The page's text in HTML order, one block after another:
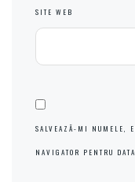
SITE WEB
SALVEAZĂ-MI NUMELE,
NAVIGATOR PENTRU